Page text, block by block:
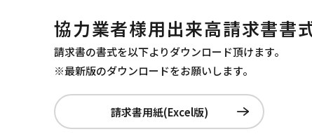
協力業者様用出来高請求書書
請求書の書式を以下よりダウンロード頂けます。
※最新版のダウンロードをお願いします。
請求書用紙(Excel版)